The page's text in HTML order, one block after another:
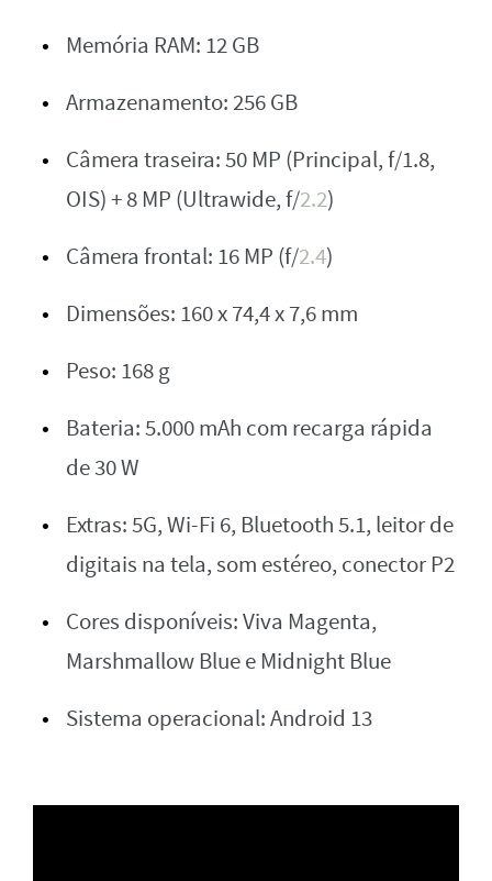
Memória RAM: 12 GB
Armazenamento: 256 GB
Câmera traseira: 50 MP (Principal, f/1.8,
OIS) + 8 MP (Ultrawide, f/2.2)
Câmera frontal: 16 MP (f/2.4)
Dimensões: 160 x 74,4 x 7,6 mm
Peso: 168 g
Bateria: 5.000 mAh com recarga rápida
de 30 W
Extras: 5G, Wi-Fi 6, Bluetooth 5.1, leitor de
digitais na tela, som estéreo, conector P2
Cores disponíveis: Viva Magenta,
Marshmallow Blue e Midnight Blue
Sistema operacional: Android 13